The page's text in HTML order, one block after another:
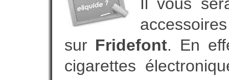
sur Fridefont. En
cigarettes